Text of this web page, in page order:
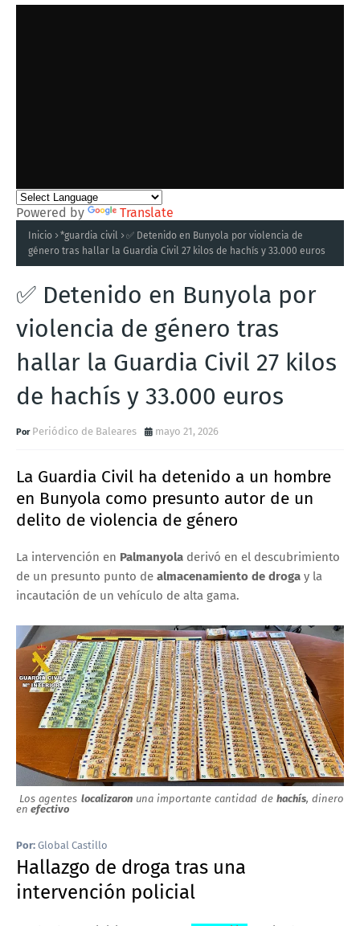
Powered by Translate
Inicio *guardia civil
✅ Detenido en Bunyola por violencia de
género tras hallar la Guardia Civil 27 kilos de hachís y 33.000 euros
✅ Detenido en Bunyola por
violencia de género tras
hallar la Guardia Civil 27 kilos
de hachís y 33.000 euros
Periódico de Baleares mayo 21, 2026
La Guardia Civil ha detenido a un hombre
en Bunyola como presunto autor de un
delito de violencia de género
La intervención en Palmanyola derivó en el descubrimiento
de un presunto punto de almacenamiento de droga y la
incautación de un vehículo de alta gama.
Los agentes localizaron una importante cantidad de hachís, dinero
en efectivo
Por: Global Castillo
Hallazgo de droga tras una
intervención policial